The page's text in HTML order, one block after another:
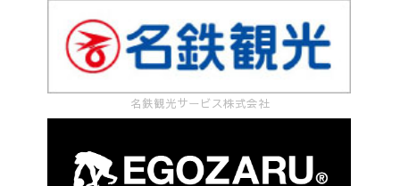
名鉄観光サービス株式会社